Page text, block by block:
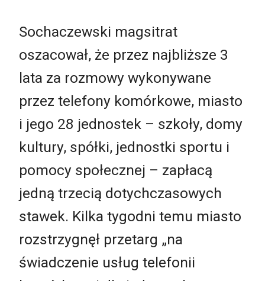
Sochaczewski magsitrat
oszacował, że przez najbliższe 3
lata za rozmowy wykonywane
przez telefony komórkowe, miasto
i jego 28 jednostek – szkoły, domy
kultury, spółki, jednostki sportu i
pomocy społecznej – zapłacą
jedną trzecią dotychczasowych
stawek. Kilka tygodni temu miasto
rozstrzygnęł przetarg „na
świadczenie usług telefonii